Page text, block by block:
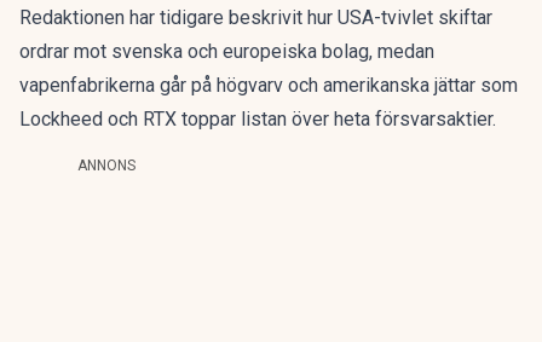
Redaktionen har tidigare beskrivit hur USA-tvivlet skiftar
ordrar mot svenska och europeiska bolag, medan
vapenfabrikerna går på högvarv och amerikanska jättar som
Lockheed och RTX toppar listan över heta försvarsaktier.
ANNONS